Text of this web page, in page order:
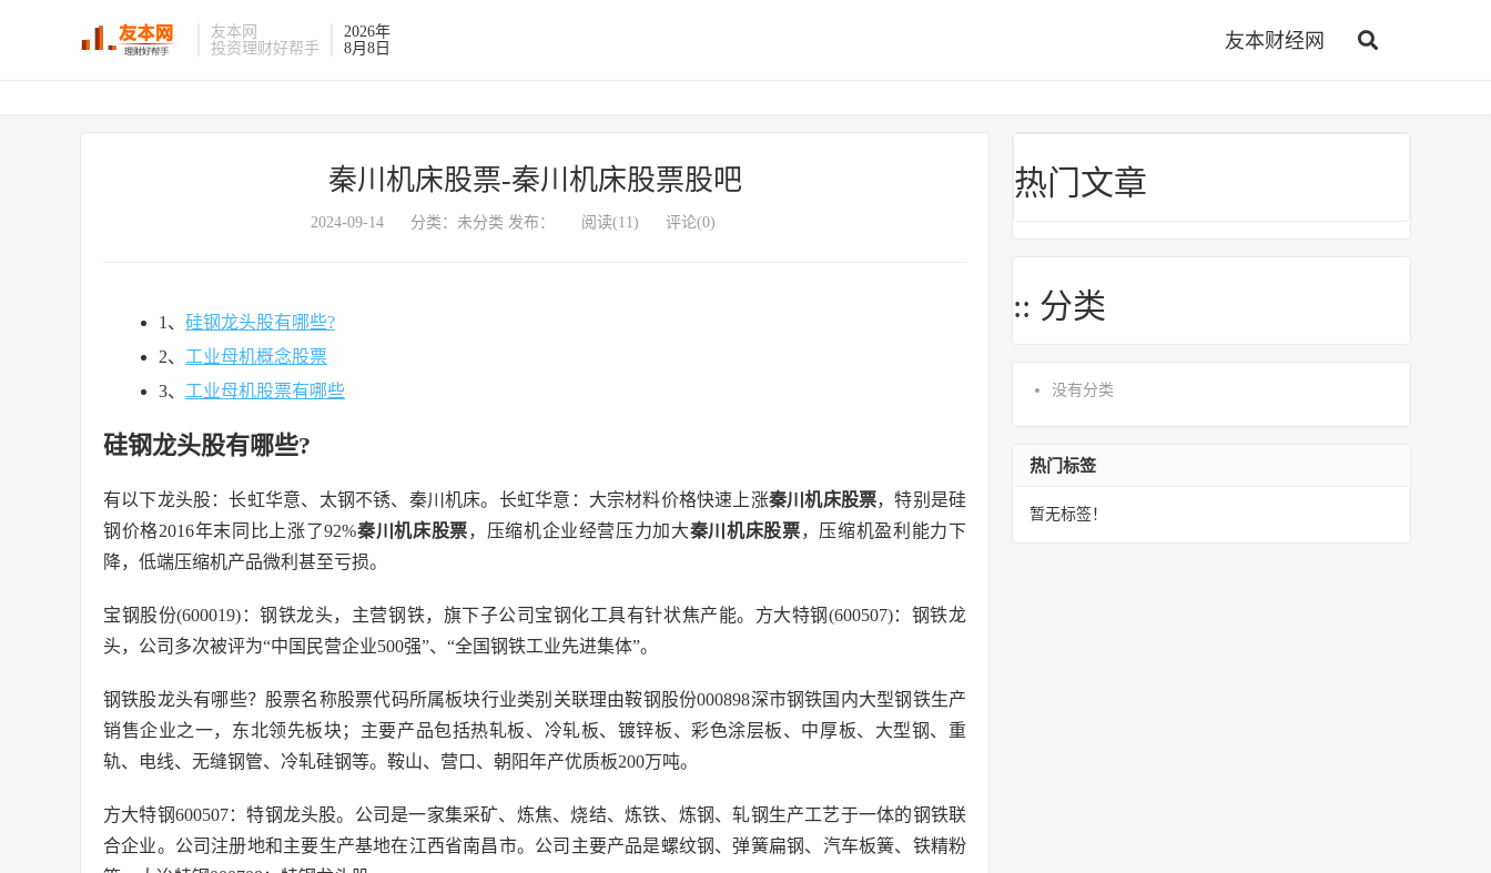
友本网
投资理财好帮手
2026年
8月8日
友本财经网
秦川机床股票-秦川机床股票股吧
2024-09-14 分类：未分类 发布： 阅读(11) 评论(0)
1、 硅钢龙头股有哪些?
2、 工业母机概念股票
3、 工业母机股票有哪些
硅钢龙头股有哪些?
有以下龙头股：长虹华意、太钢不锈、秦川机床。长虹华意：大宗材料价格快速上涨秦川机床股票，特别是硅
钢价格2016年末同比上涨了92%秦川机床股票，压缩机企业经营压力加大秦川机床股票，压缩机盈利能力下
降，低端压缩机产品微利甚至亏损。
宝钢股份(600019)：钢铁龙头，主营钢铁，旗下子公司宝钢化工具有针状焦产能。方大特钢(600507)：钢铁龙
头，公司多次被评为“中国民营企业500强”、“全国钢铁工业先进集体”。
钢铁股龙头有哪些？股票名称股票代码所属板块行业类别关联理由鞍钢股份000898深市钢铁国内大型钢铁生产
销售企业之一，东北领先板块；主要产品包括热轧板、冷轧板、镀锌板、彩色涂层板、中厚板、大型钢、重
轨、电线、无缝钢管、冷轧硅钢等。鞍山、营口、朝阳年产优质板200万吨。
方大特钢600507：特钢龙头股。公司是一家集采矿、炼焦、烧结、炼铁、炼钢、轧钢生产工艺于一体的钢铁联
合企业。公司注册地和主要生产基地在江西省南昌市。公司主要产品是螺纹钢、弹簧扁钢、汽车板簧、铁精粉
热门文章
:: 分类
没有分类
热门标签
暂无标签！